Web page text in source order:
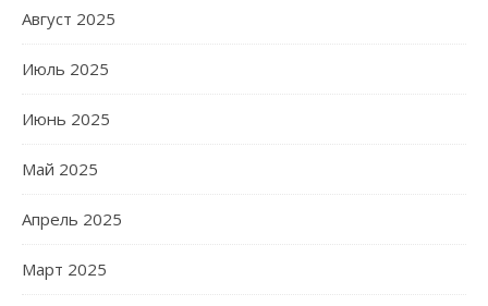
Август 2025
Июль 2025
Июнь 2025
Май 2025
Апрель 2025
Март 2025